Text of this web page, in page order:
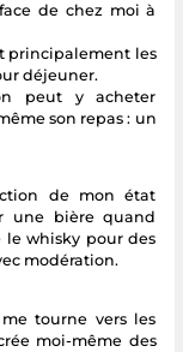
de chez moi à
principalement les
déjeuner.
peut y acheter
son repas : un
de mon état
une bière quand
le whisky pour des
modération.
tourne vers les
moi-même des